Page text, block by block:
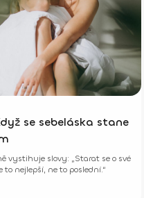
se sebeláska stane
vystihuje slovy: „Starat se o své
nejlepší, ne to poslední.“